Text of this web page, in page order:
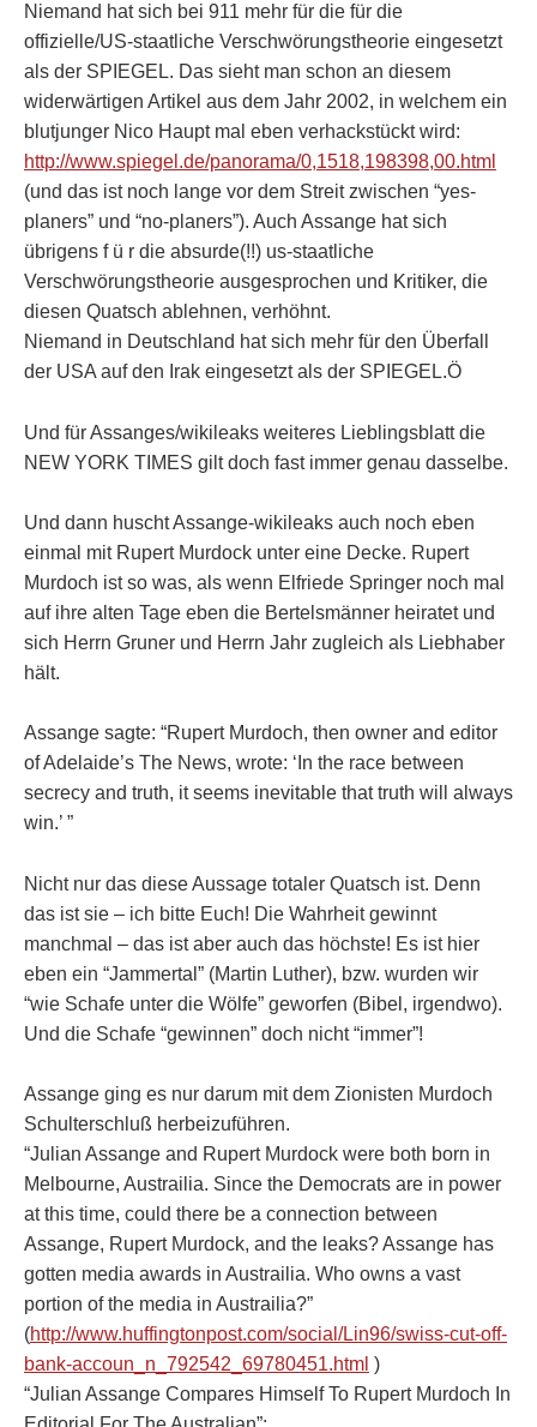
Niemand hat sich bei 911 mehr für die für die
offizielle/US-staatliche Verschwörungstheorie eingesetzt
als der SPIEGEL. Das sieht man schon an diesem
widerwärtigen Artikel aus dem Jahr 2002, in welchem ein
blutjunger Nico Haupt mal eben verhackstückt wird:
http://www.spiegel.de/panorama/0,1518,198398,00.html
(und das ist noch lange vor dem Streit zwischen “yes-
planers” und “no-planers”). Auch Assange hat sich
übrigens f ü r die absurde(!!) us-staatliche
Verschwörungstheorie ausgesprochen und Kritiker, die
diesen Quatsch ablehnen, verhöhnt.
Niemand in Deutschland hat sich mehr für den Überfall
der USA auf den Irak eingesetzt als der SPIEGEL.Ö
Und für Assanges/wikileaks weiteres Lieblingsblatt die
NEW YORK TIMES gilt doch fast immer genau dasselbe.
Und dann huscht Assange-wikileaks auch noch eben
einmal mit Rupert Murdock unter eine Decke. Rupert
Murdoch ist so was, als wenn Elfriede Springer noch mal
auf ihre alten Tage eben die Bertelsmänner heiratet und
sich Herrn Gruner und Herrn Jahr zugleich als Liebhaber
hält.
Assange sagte: “Rupert Murdoch, then owner and editor
of Adelaide’s The News, wrote: ‘In the race between
secrecy and truth, it seems inevitable that truth will always
win.’ ”
Nicht nur das diese Aussage totaler Quatsch ist. Denn
das ist sie – ich bitte Euch! Die Wahrheit gewinnt
manchmal – das ist aber auch das höchste! Es ist hier
eben ein “Jammertal” (Martin Luther), bzw. wurden wir
“wie Schafe unter die Wölfe” geworfen (Bibel, irgendwo).
Und die Schafe “gewinnen” doch nicht “immer”!
Assange ging es nur darum mit dem Zionisten Murdoch
Schulterschluß herbeizuführen.
“Julian Assange and Rupert Murdock were both born in
Melbourne, Austrailia. Since the Democrats are in power
at this time, could there be a connection between
Assange, Rupert Murdock, and the leaks? Assange has
gotten media awards in Austrailia. Who owns a vast
portion of the media in Austrailia?”
(http://www.huffingtonpost.com/social/Lin96/swiss-cut-off-
bank-accoun_n_792542_69780451.html )
“Julian Assange Compares Himself To Rupert Murdoch In